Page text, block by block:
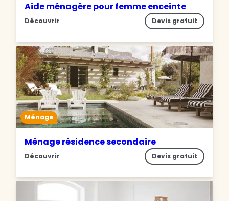
Aide ménagère pour femme enceinte
Découvrir Devis gratuit
Ménage
Ménage résidence secondaire
Découvrir Devis gratuit